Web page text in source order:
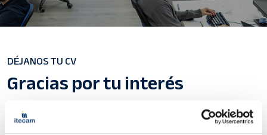
DÉJANOS TU CV
Gracias por tu interés
de formación dual, como para cubrir necesidades laborales